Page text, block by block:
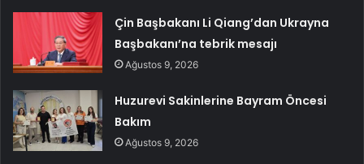
Çin Başbakanı Li Qiang’dan Ukrayna
Başbakanı’na tebrik mesajı
Ağustos 9, 2026
Huzurevi Sakinlerine Bayram Öncesi
Bakım
Ağustos 9, 2026